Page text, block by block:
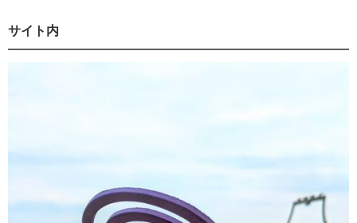
サイト内